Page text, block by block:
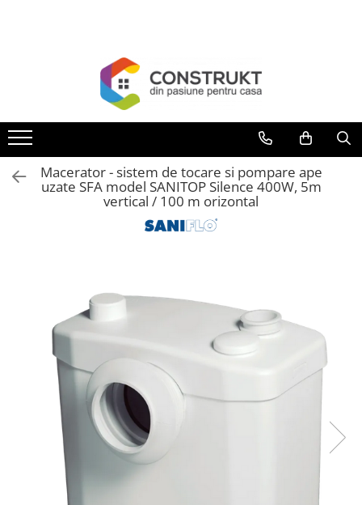
Termoseminee, seminee si sobe
Cazane pe combustibil solid
Cazane pe combustibil gazos/lichid
Termostate de ambient
Aeroterme si destratificatoare de
Incalzire in pardoseala
Panouri radiante si incalzitoare cu
infrarosu
Solutii de curatare si tratare
Schimbatoare de caldura
Pompe de caldura
Contoare energie termica
Sisteme de degivrare
Incalzitoare pe motorina / gaz
Macerator - sistem de tocare si pompare ape
uzate SFA model SANITOP Silence 400W, 5m
vertical / 100 m orizontal